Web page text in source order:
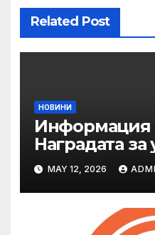
Related Post
НОВИНИ
Информация
Наградата за
на ОАЕ
MAY 12, 2026